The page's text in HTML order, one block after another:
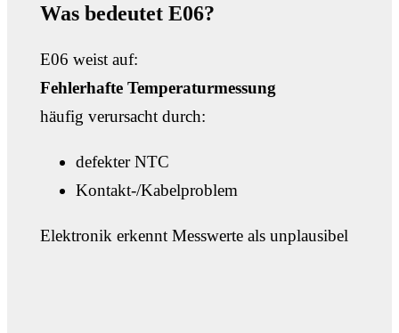
Was bedeutet E06?
E06 weist auf:
Fehlerhafte Temperaturmessung
häufig verursacht durch:
defekter NTC
Kontakt-/Kabelproblem
Elektronik erkennt Messwerte als unplausibel